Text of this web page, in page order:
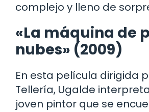
complejo y lleno de
«La máquina de
nubes» (2009)
En esta película dirigida
Tellería, Ugalde
joven pintor que se